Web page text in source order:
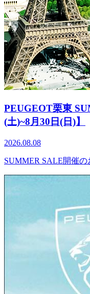
PEUGEOT栗東
(土)~8月30日(日)】
2026.08.08
SUMMER SALE開催